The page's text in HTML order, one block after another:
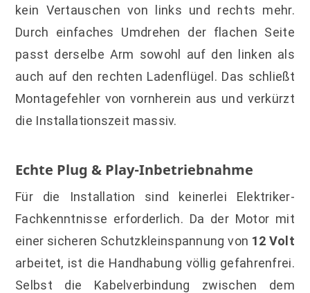
kein Vertauschen von links und rechts mehr.
Durch einfaches Umdrehen der flachen Seite
passt derselbe Arm sowohl auf den linken als
auch auf den rechten Ladenflügel. Das schließt
Montagefehler von vornherein aus und verkürzt
die Installationszeit massiv.
Echte Plug & Play-Inbetriebnahme
Für die Installation sind keinerlei Elektriker-
Fachkenntnisse erforderlich. Da der Motor mit
einer sicheren Schutzkleinspannung von 12 Volt
arbeitet, ist die Handhabung völlig gefahrenfrei.
Selbst die Kabelverbindung zwischen dem